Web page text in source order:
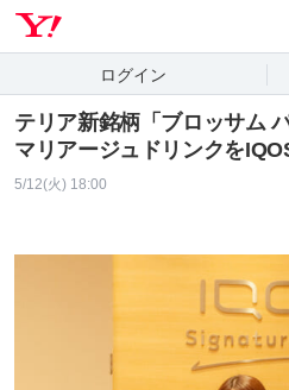
ログイン
テリア新銘柄「ブロッサム
マリアージュドリンクを
5/12(火) 18:00